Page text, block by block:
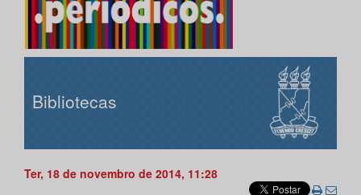
Bibliotecas
Ter, 18 de novembro de 2014, 11:28